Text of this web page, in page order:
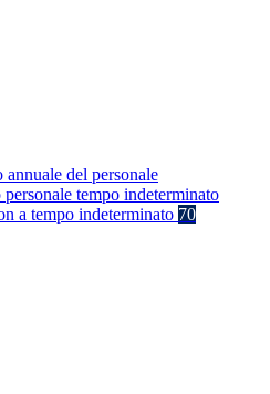
annuale del personale
personale tempo indeterminato
a tempo indeterminato 70